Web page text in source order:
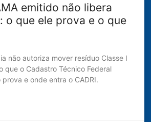
emitido não libera
o que ele prova e o que
não autoriza mover resíduo Classe I
que o Cadastro Técnico Federal
e onde entra o CADRI.